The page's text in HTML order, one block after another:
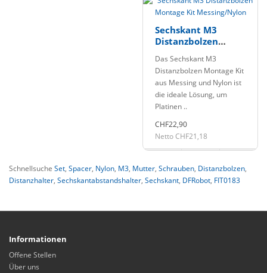
Sechskant M3
Distanzbolzen
Messing/Nylon
Das Sechskant M3
Distanzbolzen Montage Kit
aus Messing und Nylon ist
die ideale Lösung, um
Platinen ..
CHF22,90
Netto CHF21,18
Schnellsuche Set, Spacer, Nylon, M3, Mutter, Schrauben, Distanzbolzen,
Distanzhalter, Sechskantabstandshalter, Sechskant, DFRobot, FIT0183
Informationen
Offene Stellen
Über uns